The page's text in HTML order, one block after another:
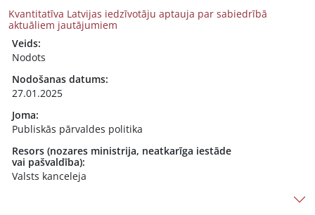
Kvantitatīva Latvijas iedzīvotāju aptauja par sabiedrībā
aktuāliem jautājumiem
Veids:
Nodots
Nodošanas datums:
27.01.2025
Joma:
Publiskās pārvaldes politika
Resors (nozares ministrija, neatkarīga iestāde
vai pašvaldība):
Valsts kanceleja